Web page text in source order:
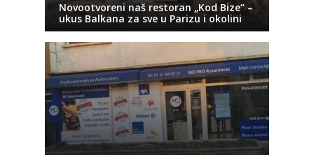
Novootvoreni naš restoran „Kod Bize“ –
ukus Balkana za sve u Parizu i okolini